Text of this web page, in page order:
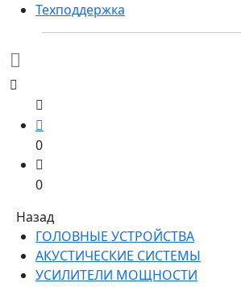
Техподдержка
0
0
Назад
ГОЛОВНЫЕ УСТРОЙСТВА
АКУСТИЧЕСКИЕ СИСТЕМЫ
УСИЛИТЕЛИ МОЩНОСТИ